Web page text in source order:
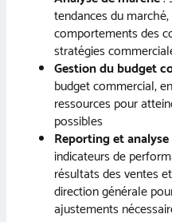
tendances du
comportements des
stratégies
Gestion du budget
budget commercial,
ressources pour
possibles
Reporting et
indicateurs de
résultats des ventes
direction générale
ajustements